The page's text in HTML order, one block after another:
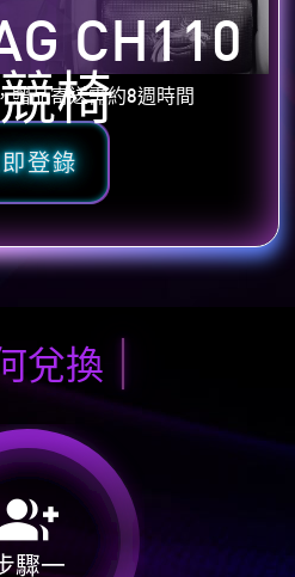
CH110
椅
贈品寄送需約8週時間
登錄
兌換
驟一